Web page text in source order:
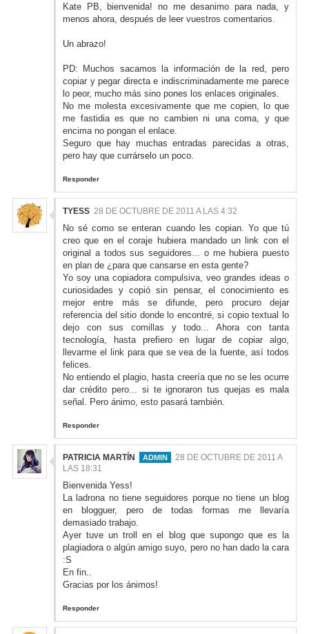
Kate PB, bienvenida! no me desanimo para nada, y
menos ahora, después de leer vuestros comentarios.
Un abrazo!
PD: Muchos sacamos la información de la red, pero
copiar y pegar directa e indiscriminadamente me parece
lo peor, mucho más sino pones los enlaces originales.
No me molesta excesivamente que me copien, lo que
me fastidia es que no cambien ni una coma, y que
encima no pongan el enlace.
Seguro que hay muchas entradas parecidas a otras,
pero hay que currárselo un poco.
Responder
TYESS 28 DE OCTUBRE DE 2011 A LAS 4:32
No sé como se enteran cuando les copian. Yo que tú
creo que en el coraje hubiera mandado un link con el
original a todos sus seguidores... o me hubiera puesto
en plan de ¿para que cansarse en esta gente?
Yo soy una copiadora compulsiva, veo grandes ideas o
curiosidades y copió sin pensar, el conocimiento es
mejor entre más se difunde, pero procuro dejar
referencia del sitio donde lo encontré, si copio textual lo
dejo con sus comillas y todo... Ahora con tanta
tecnología, hasta prefiero en lugar de copiar algo,
llevarme el link para que se vea de la fuente, así todos
felices.
No entiendo el plagio, hasta creería que no se les ocurre
dar crédito pero... si te ignoraron tus quejas es mala
señal. Pero ánimo, esto pasará también.
Responder
PATRICIA MARTÍN
28 DE OCTUBRE DE 2011 A
LAS 18:31
Bienvenida Yess!
La ladrona no tiene seguidores porque no tiene un blog
en blogguer, pero de todas formas me llevaría
demasiado trabajo.
Ayer tuve un troll en el blog que supongo que es la
plagiadora o algún amigo suyo, pero no han dado la cara
:S
En fin..
Gracias por los ánimos!
Responder